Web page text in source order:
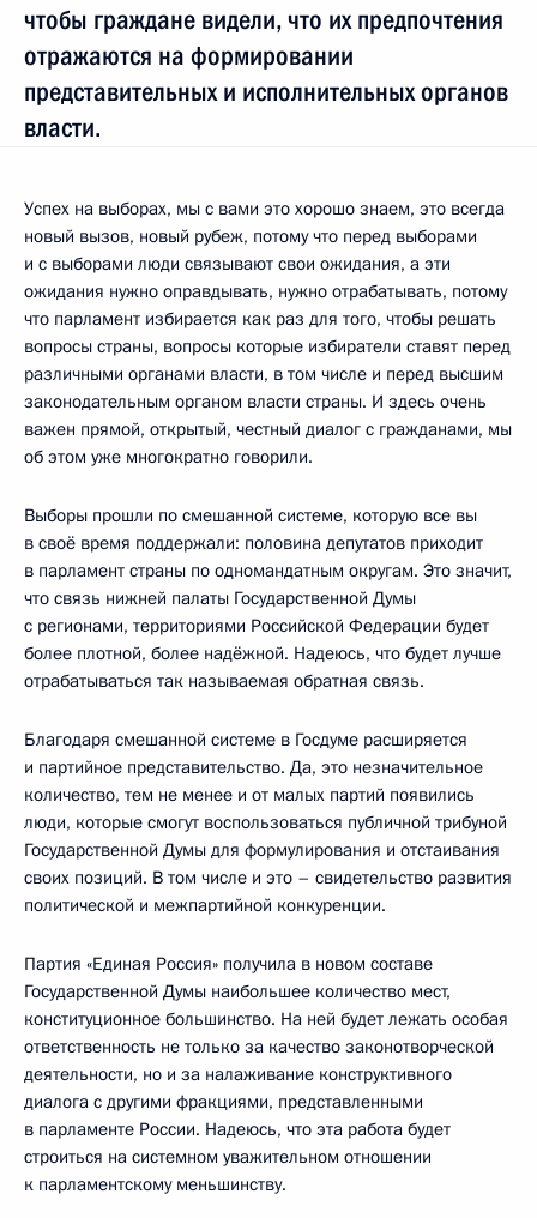
чтобы граждане видели, что их предпочтения
отражаются на формировании
представительных и исполнительных органов
власти.
Успех на выборах, мы с вами это хорошо знаем, это всегда
новый вызов, новый рубеж, потому что перед выборами
и с выборами люди связывают свои ожидания, а эти
ожидания нужно оправдывать, нужно отрабатывать, потому
что парламент избирается как раз для того, чтобы решать
вопросы страны, вопросы которые избиратели ставят перед
различными органами власти, в том числе и перед высшим
законодательным органом власти страны. И здесь очень
важен прямой, открытый, честный диалог с гражданами, мы
об этом уже многократно говорили.
Выборы прошли по смешанной системе, которую все вы
в своё время поддержали: половина депутатов приходит
в парламент страны по одномандатным округам. Это значит,
что связь нижней палаты Государственной Думы
с регионами, территориями Российской Федерации будет
более плотной, более надёжной. Надеюсь, что будет лучше
отрабатываться так называемая обратная связь.
Благодаря смешанной системе в Госдуме расширяется
и партийное представительство. Да, это незначительное
количество, тем не менее и от малых партий появились
люди, которые смогут воспользоваться публичной трибуной
Государственной Думы для формулирования и отстаивания
своих позиций. В том числе и это – свидетельство развития
политической и межпартийной конкуренции.
Партия «Единая Россия» получила в новом составе
Государственной Думы наибольшее количество мест,
конституционное большинство. На ней будет лежать особая
ответственность не только за качество законотворческой
деятельности, но и за налаживание конструктивного
диалога с другими фракциями, представленными
в парламенте России. Надеюсь, что эта работа будет
строиться на системном уважительном отношении
к парламентскому меньшинству.